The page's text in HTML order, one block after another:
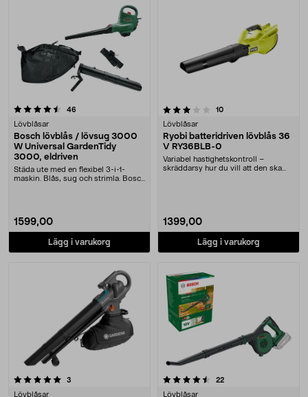
46
Lövblåsar
Bosch lövblås / lövsug 3000
W Universal GardenTidy
3000, eldriven
Städa ute med en flexibel 3-i-1-
maskin. Blås, sug och strimla. Bosch
1599,00
Lägg i varukorg
3.5 av 5 stjärnor 10recensioner
Lövblåsar
Ryobi batteridriven lövblås 36
V RY36BLB-0
Variabel hastighetskontroll –
skräddarsy hur du vill att den ska
1399,00
Lägg i varukorg
3
Lövblåsar
4.5 av 5 stjärnor 22recensioner
Lövblåsar